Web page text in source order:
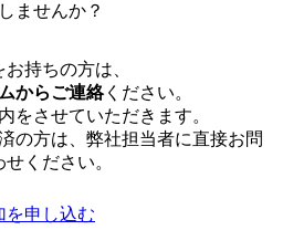
ませんか？
お持ちの方は、
からご連絡ください。
をさせていただきます。
の方は、弊社担当者に直接お問
せください。
を申し込む